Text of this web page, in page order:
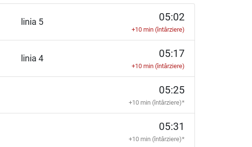
linia 5 05:02
+10 min (întârziere)
linia 4 05:17
+10 min (întârziere)
05:25
+10 min (întârziere)*
05:31
+10 min (întârziere)*